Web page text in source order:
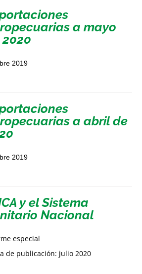
a mayo
2019
a abril de
2019
y el Sistema
Nacional
especial
de publicación: julio 2020